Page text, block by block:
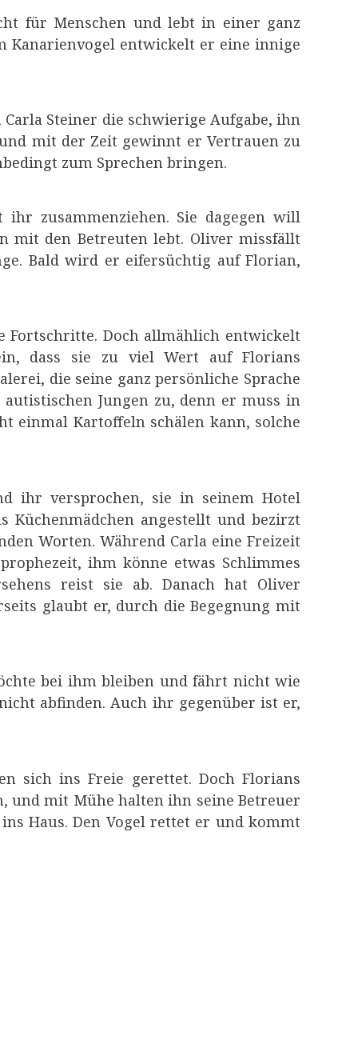
für Menschen und lebt in einer ganz
Kanarienvogel entwickelt er eine innige
Steiner die schwierige Aufgabe, ihn
mit der Zeit gewinnt er Vertrauen zu
zum Sprechen bringen.
zusammenziehen. Sie dagegen will
mit den Betreuten lebt. Oliver missfällt
Bald wird er eifersüchtig auf Florian,
Doch allmählich entwickelt
dass sie zu viel Wert auf Florians
die seine ganz persönliche Sprache
Jungen zu, denn er muss in
einmal Kartoffeln schälen kann, solche
ihr versprochen, sie in seinem Hotel
Küchenmädchen angestellt und bezirzt
Worten. Während Carla eine Freizeit
ihm könne etwas Schlimmes
reist sie ab. Danach hat Oliver
glaubt er, durch die Begegnung mit
bei ihm bleiben und fährt nicht wie
abfinden. Auch ihr gegenüber ist er,
sich ins Freie gerettet. Doch Florians
und mit Mühe halten ihn seine Betreuer
Haus. Den Vogel rettet er und kommt